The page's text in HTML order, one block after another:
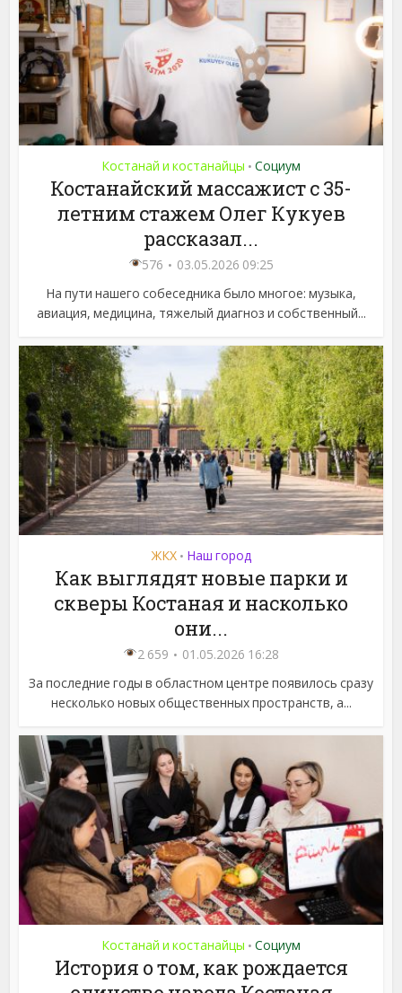
Костанай и костанайцы • Социум
Костанайский массажист с 35-
летним стажем Олег Кукуев
рассказал...
576
03.05.2026 09:25
На пути нашего собеседника было многое: музыка,
авиация, медицина, тяжелый диагноз и собственный...
ЖКХ • Наш город
Как выглядят новые парки и
скверы Костаная и насколько
они...
2 659
01.05.2026 16:28
За последние годы в областном центре появилось сразу
несколько новых общественных пространств, а...
Костанай и костанайцы • Социум
История о том, как рождается